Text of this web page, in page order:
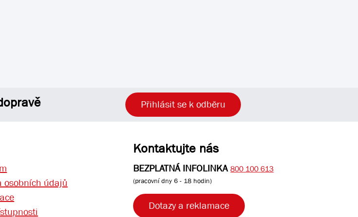
Přihlásit se k odběru
osobních údajů
Kontaktujte nás
BEZPLATNÁ INFOLINKA 800 100 613
(pracovní dny 6 - 18 hodin)
Dotazy a reklamace